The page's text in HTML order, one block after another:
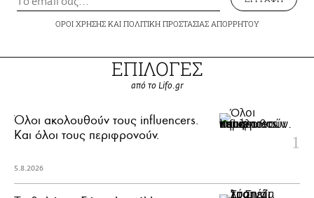
ΟΡΟΙ ΧΡΗΣΗΣΚΑΙ ΠΟΛΙΤΙΚΗ ΠΡΟΣΤΑΣΙΑΣ ΑΠΟΡΡΗΤΟΥ
ΕΠΙΛΟΓΕΣ
από το Lifo.gr
Όλοι ακολουθούν τους influencers.
Και όλοι τους περιφρονούν.
5.8.2026